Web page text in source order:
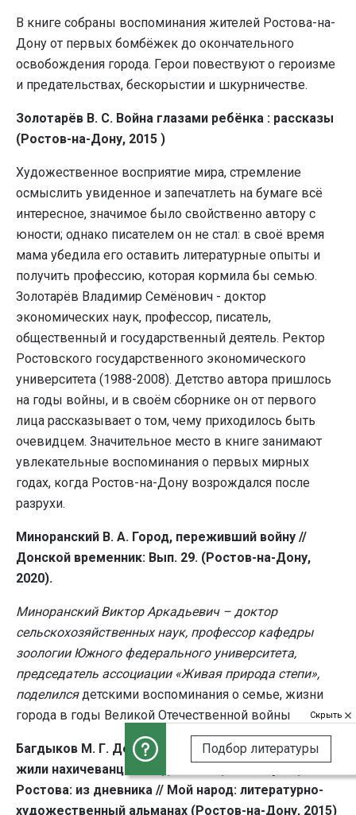
В книге собраны воспоминания жителей Ростова-на-
Дону от первых бомбёжек до окончательного
освобождения города. Герои повествуют о героизме
и предательствах, бескорыстии и шкурничестве.
Золотарёв В. С. Война глазами ребёнка : рассказы
(Ростов-на-Дону, 2015 )
Художественное восприятие мира, стремление
осмыслить увиденное и запечатлеть на бумаге всё
интересное, значимое было свойственно автору с
юности; однако писателем он не стал: в своё время
мама убедила его оставить литературные опыты и
получить профессию, которая кормила бы семью.
Золотарёв Владимир Семёнович - доктор
экономических наук, профессор, писатель,
общественный и государственный деятель. Ректор
Ростовского государственного экономического
университета (1988-2008). Детство автора пришлось
на годы войны, и в своём сборнике он от первого
лица рассказывает о том, чему приходилось быть
очевидцем. Значительное место в книге занимают
увлекательные воспоминания о первых мирных
годах, когда Ростов-на-Дону возрождался после
разрухи.
Миноранский В. А. Город, переживший войну //
Донской временник: Вып. 29. (Ростов-на-Дону,
2020).
Миноранский Виктор Аркадьевич – доктор
сельскохозяйственных наук, профессор кафедры
зоологии Южного федерального университета,
председатель ассоциации «Живая природа степи»,
поделилсядетскими воспоминания о семье, жизни
города в годы Великой Отечественной войны
Багдыков М. Г. Детские впечатления о том, как
жили нахичеванцы в годы немецкой оккупации
Ростова: из дневника // Мой народ: литературно-
художественный альманах (Ростов-на-Дону, 2015)
Скрыть
Подбор литературы